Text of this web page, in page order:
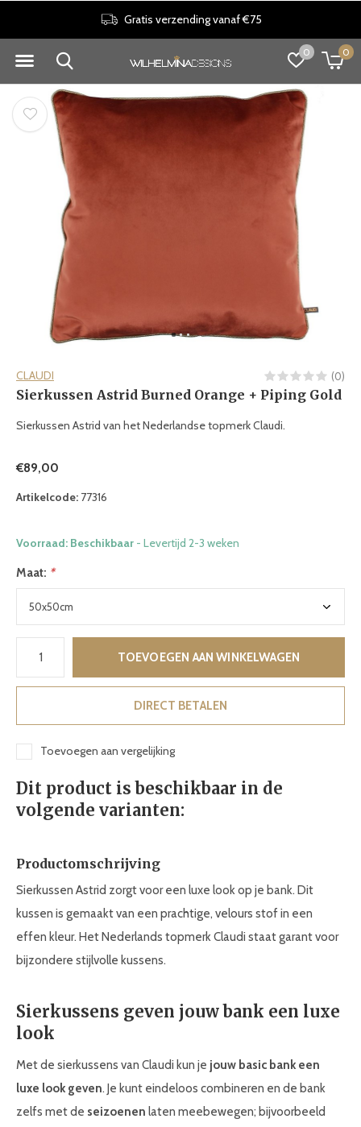
0 0
Gratis verzending vanaf €75
CLAUDI (0)
Sierkussen Astrid Burned Orange + Piping Gold
Sierkussen Astrid van het Nederlandse topmerk Claudi.
€89,00
Artikelcode: 77316
Voorraad: Beschikbaar - Levertijd 2-3 weken
Maat: *
TOEVOEGEN AAN WINKELWAGEN
DIRECT BETALEN
Toevoegen aan vergelijking
Dit product is beschikbaar in de
volgende varianten:
Productomschrijving
Sierkussen Astrid zorgt voor een luxe look op je bank. Dit
kussen is gemaakt van een prachtige, velours stof in een
effen kleur. Het Nederlands topmerk Claudi staat garant voor
bijzondere stijlvolle kussens.
Sierkussens geven jouw bank een luxe
look
Met de sierkussens van Claudi kun je jouw basic bank een
luxe look geven. Je kunt eindeloos combineren en de bank
zelfs met de seizoenen laten meebewegen; bijvoorbeeld